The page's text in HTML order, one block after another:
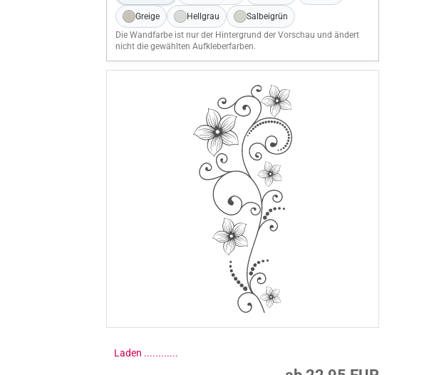
Greige Hellgrau
Salbeigrün
Die Wandfarbe ist nur der Hintergrund der Vorschau und ändert
nicht die gewählten Aufkleberfarben.
Laden ..............